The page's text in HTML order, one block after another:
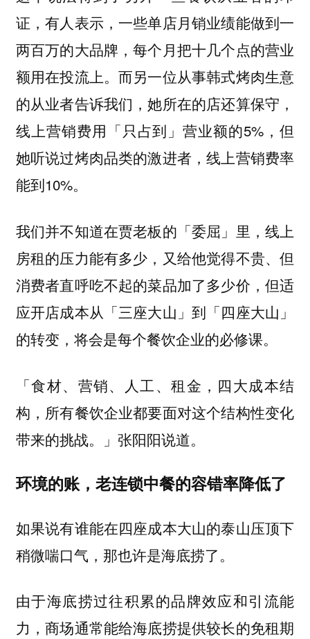
证，有人表示，一些单店月销业绩能做到一
两百万的大品牌，每个月把十几个点的营业
额用在投流上。而另一位从事韩式烤肉生意
的从业者告诉我们，她所在的店还算保守，
线上营销费用「只占到」营业额的5%，但
她听说过烤肉品类的激进者，线上营销费率
能到10%。
我们并不知道在贾老板的「委屈」里，线上
房租的压力能有多少，又给他觉得不贵、但
消费者直呼吃不起的菜品加了多少价， 但适
应开店成本从「三座大山」到「四座大山」
的转变，将会是每个餐饮企业的必修课。
「食材、营销、人工、租金，四大成本结
构，所有餐饮企业都要面对这个结构性变化
带来的挑战。」张阳阳说道。
环境的账，老连锁中餐的容错率降低了
如果说有谁能在四座成本大山的泰山压顶下
稍微喘口气，那也许是海底捞了。
由于海底捞过往积累的品牌效应和引流能
力，商场通常能给海底捞提供较长的免租期